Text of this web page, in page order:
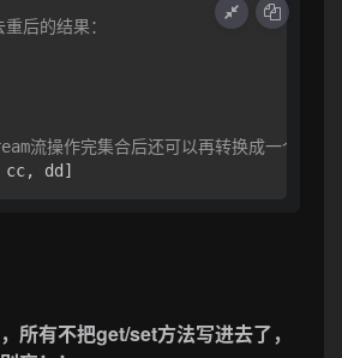
后的结果：
流操作完集合后还可以再转换成一个新的
dd]
所有不把get/set方法写进去了，